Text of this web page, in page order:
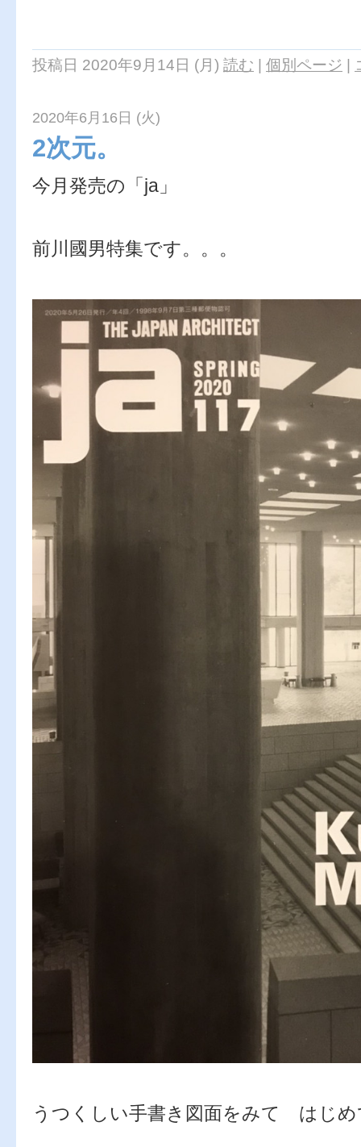
投稿日 2020年9月14日 (月) 読む | 個別ページ |
2020年6月16日 (火)
2次元。
今月発売の「ja」
前川國男特集です。。。
うつくしい手書き図面をみて はじめ